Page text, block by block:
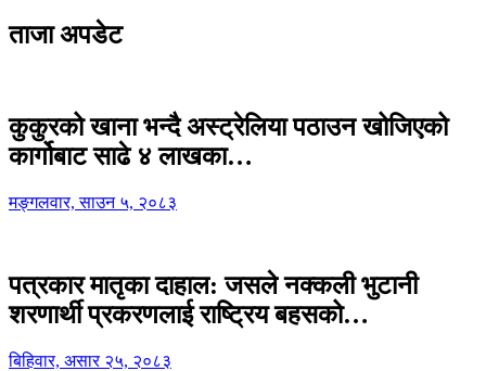
ताजा अपडेट
कुकुरको खाना भन्दै अस्ट्रेलिया पठाउन खोजिएको
कार्गोबाट साढे ४ लाखका…
मङ्गलवार, साउन ५, २०८३
पत्रकार मातृका दाहाल: जसले नक्कली भुटानी
शरणार्थी प्रकरणलाई राष्ट्रिय बहसको…
बिहिवार, असार २५, २०८३